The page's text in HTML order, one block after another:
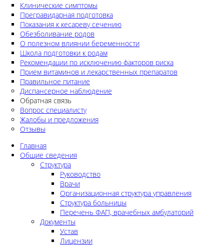
Клинические симптомы
Прегравидарная подготовка
Показания к кесареву сечению
Обезболивание родов
О полезном влиянии беременности
Школа подготовки к родам
Рекомендации по исключению факторов риска
Прием витаминов и лекарственных препаратов
Правильное питание
Диспансерное наблюдение
Обратная связь
Вопрос специалисту
Жалобы и предложения
Отзывы
Главная
Общие сведения
Структура
Руководство
Врачи
Организационная структура управления
Структура больницы
Перечень ФАП, врачебных амбулаторий
Документы
Устав
Лицензии